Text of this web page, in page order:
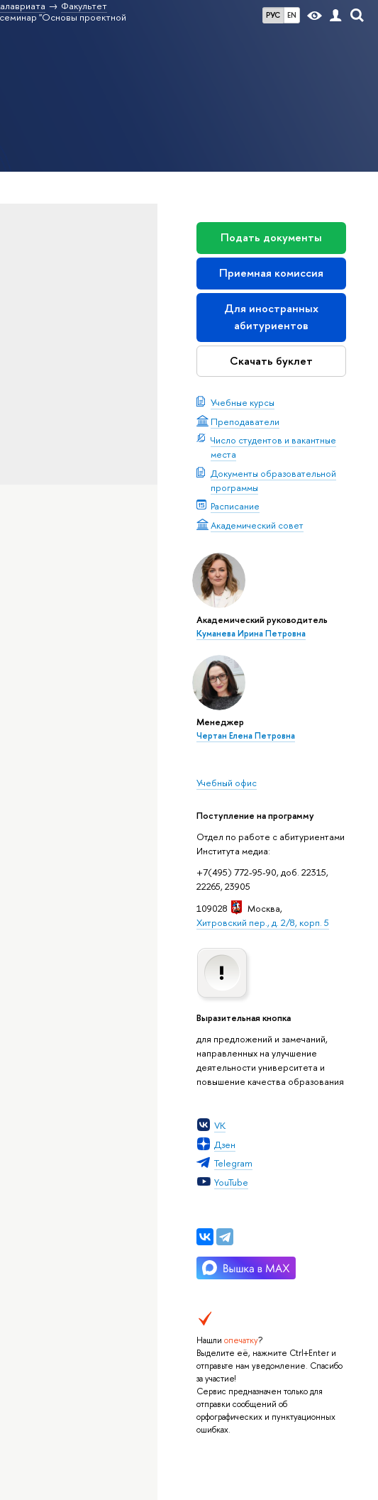
РУС EN
Факультет
"Основы проектной
Подать документы
Приемная комиссия
Для иностранных
абитуриентов
Скачать буклет
Учебные курсы
Преподаватели
Число студентов и вакантные
места
Документы образовательной
программы
Расписание
Академический совет
Академический руководитель
Куманева Ирина Петровна
Менеджер
Чертан Елена Петровна
Учебный офис
Поступление на программу
Отдел по работе с абитуриентами
Института медиа:
+7(495) 772-95-90, доб. 22315,
22265, 23905
109028
Москва,
Хитровский пер., д. 2/8, корп. 5
Выразительная кнопка
для предложений и замечаний,
направленных на улучшение
деятельности университета и
повышение качества образования
VK
Дзен
Telegram
YouTube
Нашли опечатку?
Выделите её, нажмите Ctrl+Enter и
отправьте нам уведомление. Спасибо
за участие!
Сервис предназначен только для
отправки сообщений об
орфографических и пунктуационных
ошибках.